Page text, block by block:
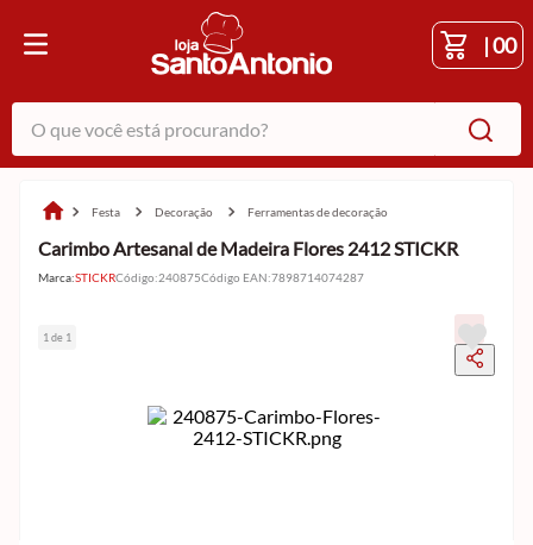
|00
O que você está procurando?
festa decoração ferramentas de decoração
Carimbo Artesanal de Madeira Flores 2412 STICKR
Marca:STICKRCódigo:240875Código EAN:7898714074287
1 de 1